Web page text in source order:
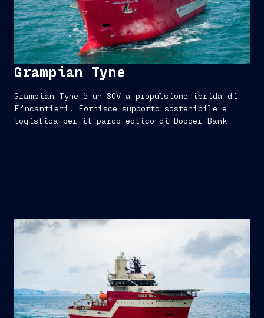
Grampian Tyne
Grampian Tyne è un SOV a propulsione ibrida di
Fincantieri. Fornisce supporto sostenibile e
logistica per il parco eolico di Dogger Bank